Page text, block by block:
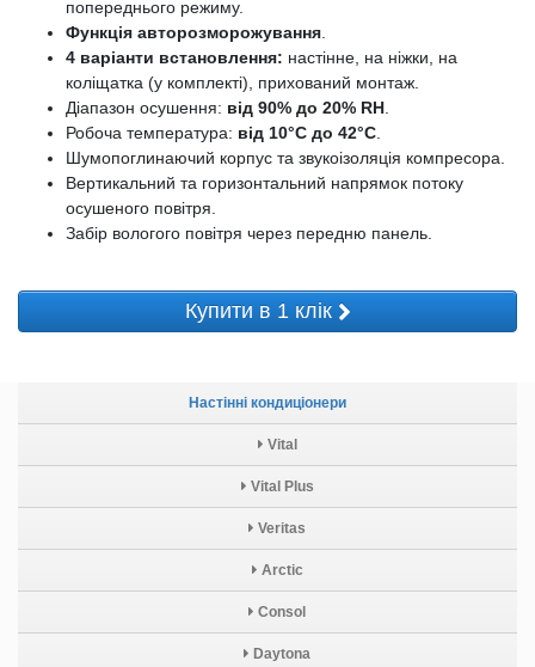
Настінні кондиціонери
Vital
Vital Plus
Veritas
Arctic
Consol
Daytona
попереднього режиму.
Функція авторозморожування.
4 варіанти встановлення: настінне, на ніжки, на
коліщатка (у комплекті), прихований монтаж.
Діапазон осушення: від 90% до 20% RH.
Робоча температура: від 10°C до 42°C.
Шумопоглинаючий корпус та звукоізоляція компресора.
Вертикальний та горизонтальний напрямок потоку
осушеного повітря.
Забір вологого повітря через передню панель.
Купити в 1 клік